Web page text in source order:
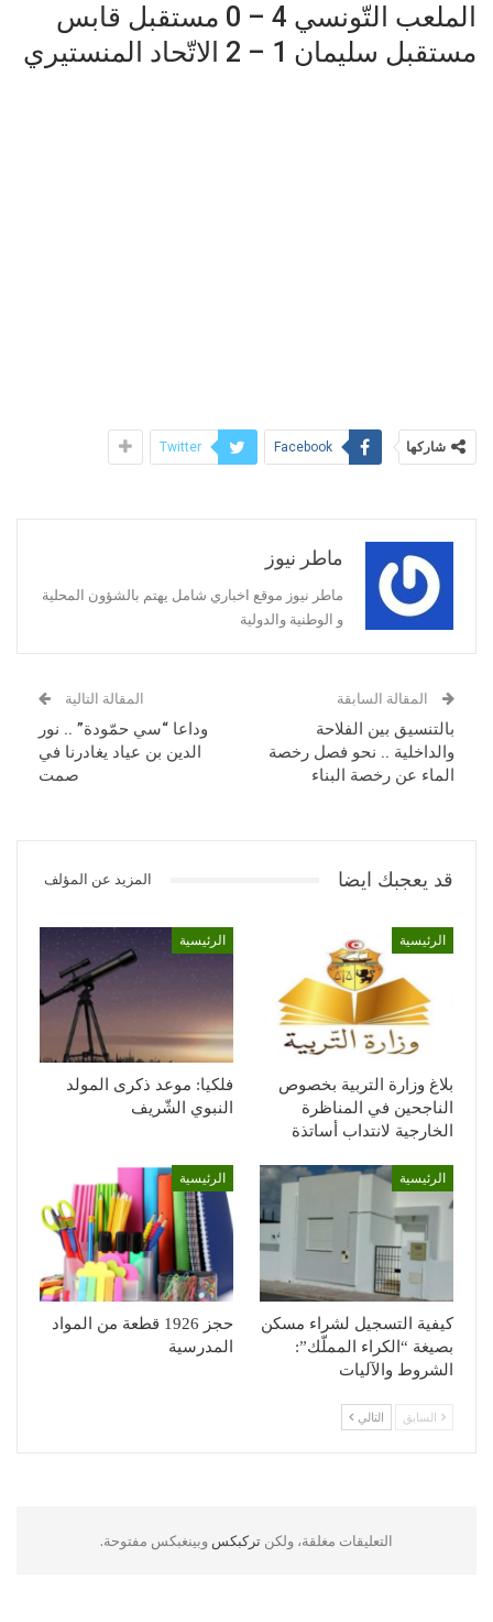
الملعب التّونسي 4 – 0 مستقبل قابس
مستقبل سليمان 1 – 2 الاتّحاد المنستيري
شاركها Facebook
Twitter
ماطر نيوز
ماطر نيوز موقع اخباري شامل يهتم بالشؤون المحلية
و الوطنية والدولية
المقالة السابقة
بالتنسيق بين الفلاحة
والداخلية .. نحو فصل رخصة
الماء عن رخصة البناء
المقالة التالية
وداعا “سي حمّودة” .. نور
الدين بن عياد يغادرنا في
صمت
قد يعجبك ايضا المزيد عن المؤلف
الرئيسية
بلاغ وزارة التربية بخصوص
الناجحين في المناظرة
الخارجية لانتداب أساتذة
الرئيسية
فلكيا: موعد ذكرى المولد
النبوي الشّريف
الرئيسية
كيفية التسجيل لشراء مسكن
بصيغة “الكراء المملّك”:
الشروط والآليات
الرئيسية
حجز 1926 قطعة من المواد
المدرسية
السابق التالي
التعليقات مغلقة، ولكن تركبكس وبينغبكس مفتوحة.